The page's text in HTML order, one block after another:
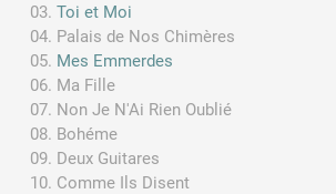
Toi et Moi
Palais de Nos Chimères
Mes Emmerdes
Ma Fille
Non Je N'Ai Rien Oublié
Bohéme
Deux Guitares
Comme Ils Disent